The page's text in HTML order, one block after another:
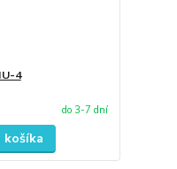
4
do 3-7 dní
košíka